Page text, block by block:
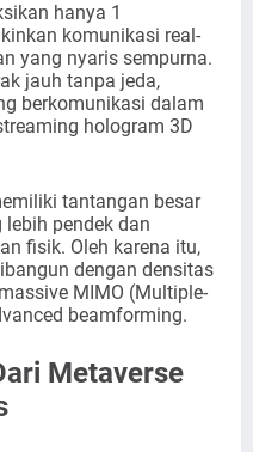
hanya 1
komunikasi real-
yang nyaris sempurna.
jauh tanpa jeda,
berkomunikasi dalam
hologram 3D
tantangan besar
pendek dan
fisik. Oleh karena itu,
dengan densitas
MIMO (Multiple-
beamforming.
Metaverse